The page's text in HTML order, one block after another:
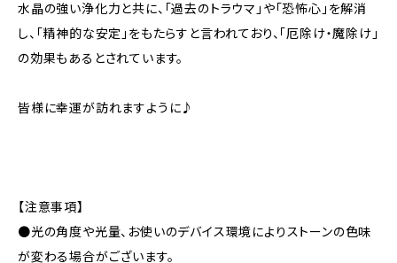
水晶の強い浄化力と共に、「過去のトラウマ」や「恐怖心」を解消
し、「精神的な安定」をもたらすと言われており、「厄除け・魔除け」
の効果もあるとされています。
皆様に幸運が訪れますように♪
【注意事項】
●光の角度や光量、お使いのデバイス環境によりストーンの色味
が変わる場合がございます。